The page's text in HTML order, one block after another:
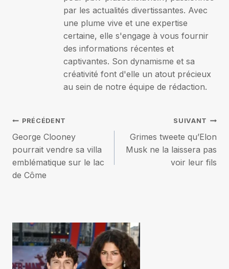
par les actualités divertissantes. Avec
une plume vive et une expertise
certaine, elle s'engage à vous fournir
des informations récentes et
captivantes. Son dynamisme et sa
créativité font d'elle un atout précieux
au sein de notre équipe de rédaction.
Navigation
de
l’article
PRÉCÉDENT
George Clooney
pourrait vendre sa villa
emblématique sur le lac
de Côme
SUIVANT
Grimes tweete qu’Elon
Musk ne la laissera pas
voir leur fils